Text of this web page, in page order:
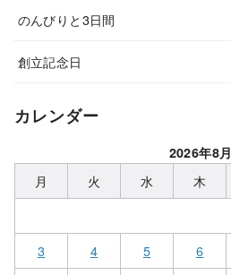
のんびりと3日間
創立記念日
カレンダー
2026年8月
月 火 水 木
3
4 5 6